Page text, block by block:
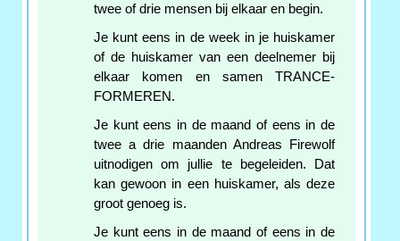
twee of drie mensen bij elkaar en begin.
Je kunt eens in de week in je huiskamer
of de huiskamer van een deelnemer bij
elkaar komen en samen TRANCE-
FORMEREN.
Je kunt eens in de maand of eens in de
twee a drie maanden Andreas Firewolf
uitnodigen om jullie te begeleiden. Dat
kan gewoon in een huiskamer, als deze
groot genoeg is.
Je kunt eens in de maand of eens in de